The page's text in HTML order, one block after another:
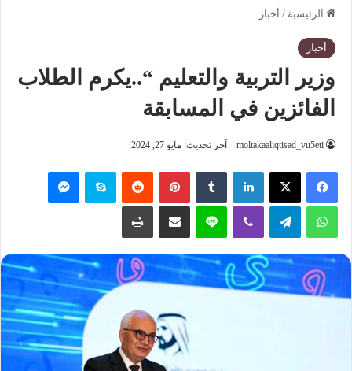
الرئيسية / أخبار
أخبار
وزير التربية والتعليم “..يكرم الطلاب
الفائزين في المسابقة
moltakaaliqtisad_vu5eti آخر تحديث: مايو 27, 2024
فيسبوك ‫X لينكدإن بينتيريست سكايب
واتساب تيلقرام لاين